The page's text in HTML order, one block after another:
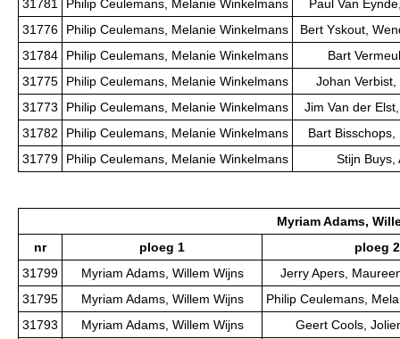
31781 Philip Ceulemans, Melanie Winkelmans
Paul Van
31776
Philip Ceulemans, Melanie Winkelmans
Bert Yskout,
31784
Philip Ceulemans, Melanie Winkelmans
Bart
31775
Philip Ceulemans, Melanie Winkelmans
Johan
31773
Philip Ceulemans, Melanie Winkelmans
Jim Van der
31782
Philip Ceulemans, Melanie Winkelmans
Bart Bisschops,
31779
Philip Ceulemans, Melanie Winkelmans Stijn Buys,
Myriam Adams,
nr
ploeg 1
ploeg 2
31799
Myriam Adams, Willem Wijns
Jerry Apers,
31795
Myriam Adams, Willem Wijns
Philip Ceulemans,
31793
Myriam Adams, Willem Wijns
Geert Cools,